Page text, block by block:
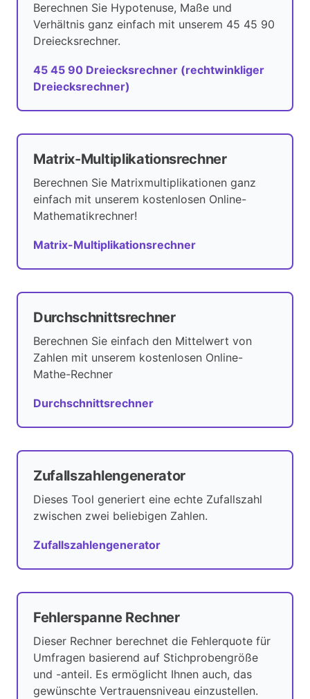
Berechnen Sie Hypotenuse, Maße und
Verhältnis ganz einfach mit unserem 45 45 90
Dreiecksrechner.
45 45 90 Dreiecksrechner (rechtwinkliger
Dreiecksrechner)
Matrix-Multiplikationsrechner
Berechnen Sie Matrixmultiplikationen ganz
einfach mit unserem kostenlosen Online-
Mathematikrechner!
Matrix-Multiplikationsrechner
Durchschnittsrechner
Berechnen Sie einfach den Mittelwert von
Zahlen mit unserem kostenlosen Online-
Mathe-Rechner
Durchschnittsrechner
Zufallszahlengenerator
Dieses Tool generiert eine echte Zufallszahl
zwischen zwei beliebigen Zahlen.
Zufallszahlengenerator
Fehlerspanne Rechner
Dieser Rechner berechnet die Fehlerquote für
Umfragen basierend auf Stichprobengröße
und -anteil. Es ermöglicht Ihnen auch, das
gewünschte Vertrauensniveau einzustellen.